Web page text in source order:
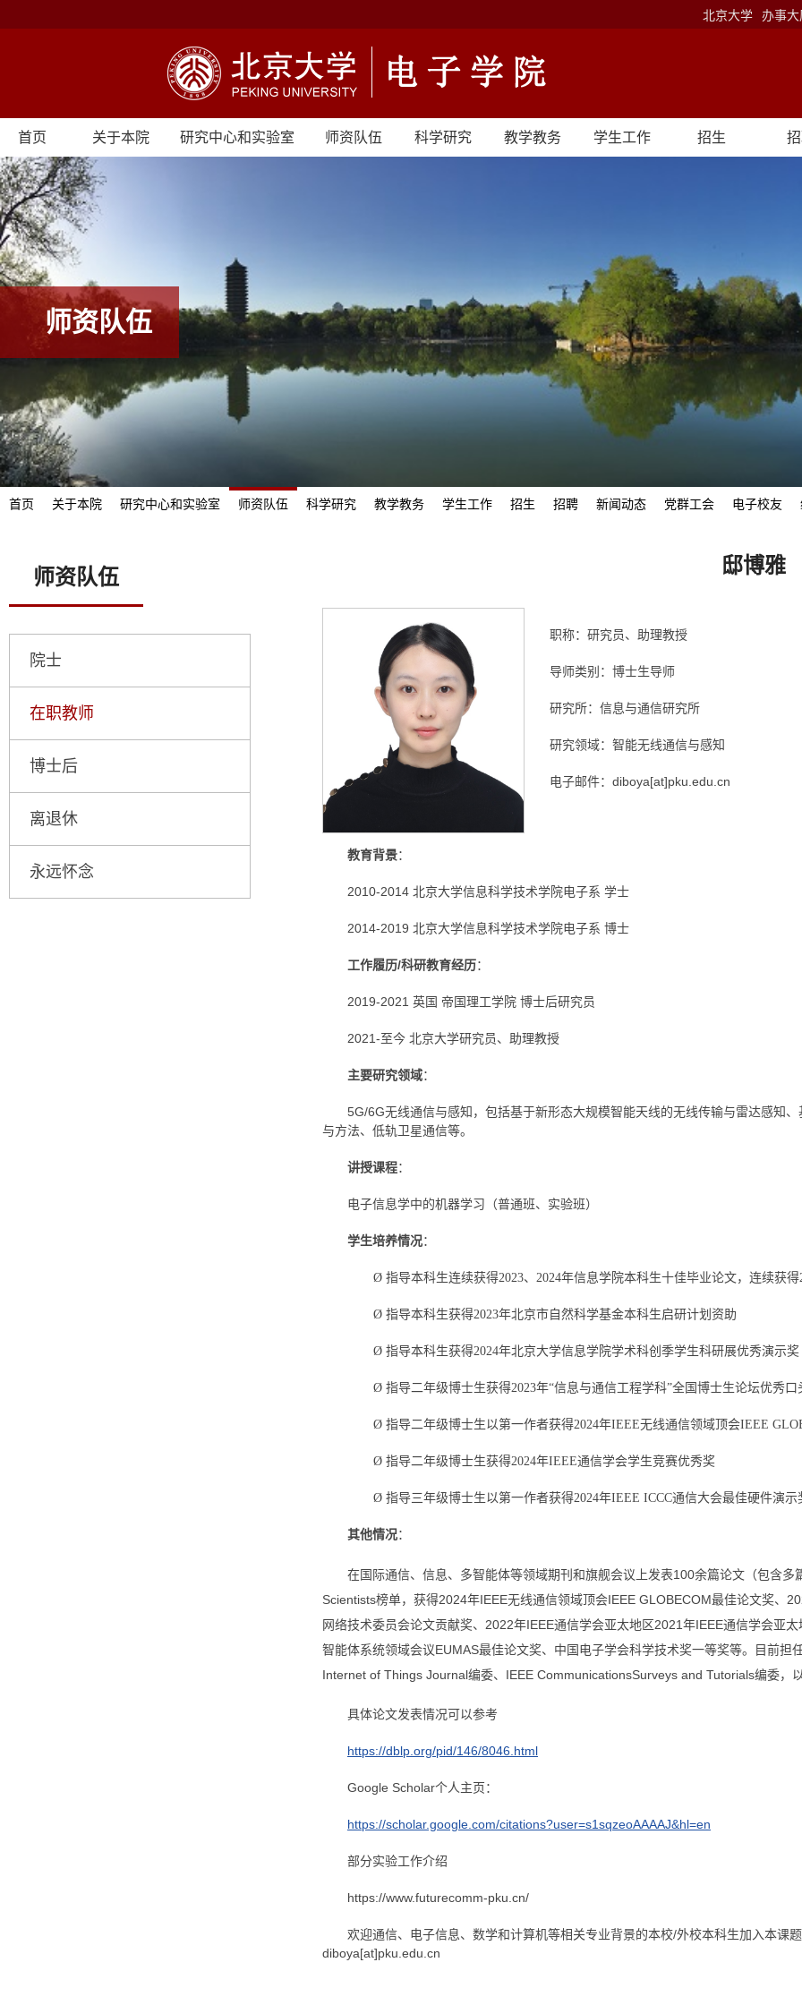
北京大学 办事大
首页 关于本院 研究中心和实验室 师资队伍 科学研究 教学教务 学生工作 招生
师资队伍
首页 关于本院 研究中心和实验室 师资队伍 科学研究 教学教务 学生工作 招生 招聘 新闻动态 党群工会 电子校友
师资队伍
院士
在职教师
博士后
离退休
永远怀念
邸博雅
职称：研究员、助理教授
导师类别：博士生导师
研究所：信息与通信研究所
研究领域：智能无线通信与感知
电子邮件：diboya[at]pku.edu.cn
教育背景：
2010-2014 北京大学信息科学技术学院电子系 学士
2014-2019 北京大学信息科学技术学院电子系 博士
工作履历/科研教育经历：
2019-2021 英国 帝国理工学院 博士后研究员
2021-至今 北京大学研究员、助理教授
主要研究领域：
5G/6G无线通信与感知，包括基于新形态大规模智能天线的无线传输与雷达感知
与方法、低轨卫星通信等。
讲授课程：
电子信息学中的机器学习（普通班、实验班）
学生培养情况：
Ø 指导本科生连续获得2023、2024年信息学院本科生十佳毕业论文，连续获
Ø 指导本科生获得2023年北京市自然科学基金本科生启研计划资助
Ø 指导本科生获得2024年北京大学信息学院学术科创季学生科研展优秀演示奖
Ø 指导二年级博士生获得2023年“信息与通信工程学科”全国博士生论坛优秀口
Ø 指导二年级博士生以第一作者获得2024年IEEE无线通信领域顶会IEEE
Ø 指导二年级博士生获得2024年IEEE通信学会学生竞赛优秀奖
Ø 指导三年级博士生以第一作者获得2024年IEEE ICCC通信大会最佳硬件演示
其他情况：
在国际通信、信息、多智能体等领域期刊和旗舰会议上发表100余篇论文（包含
Scientists榜单，获得2024年IEEE无线通信领域顶会IEEE GLOBECOM最佳论文奖、
网络技术委员会论文贡献奖、2022年IEEE通信学会亚太地区2021年IEEE通信学会亚
智能体系统领域会议EUMAS最佳论文奖、中国电子学会科学技术奖一等奖等。目前
Internet of Things Journal编委、IEEE CommunicationsSurveys and Tutorials编委，
具体论文发表情况可以参考
https://dblp.org/pid/146/8046.html
Google Scholar个人主页：
https://scholar.google.com/citations?user=s1sqzeoAAAAJ&hl=en
部分实验工作介绍
https://www.futurecomm-pku.cn/
欢迎通信、电子信息、数学和计算机等相关专业背景的本校/外校本科生加入本课
diboya[at]pku.edu.cn